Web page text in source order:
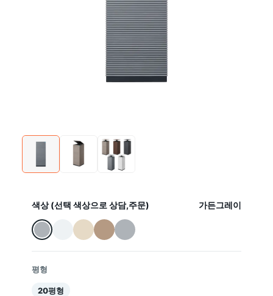
색상 (선택 색상으로 상담,주문) 가든그레이
평형
20평형